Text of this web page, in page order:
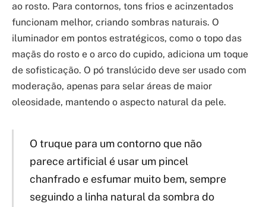
ao rosto. Para contornos, tons frios e acinzentados
funcionam melhor, criando sombras naturais. O
iluminador em pontos estratégicos, como o topo das
maçãs do rosto e o arco do cupido, adiciona um toque
de sofisticação. O pó translúcido deve ser usado com
moderação, apenas para selar áreas de maior
oleosidade, mantendo o aspecto natural da pele.
O truque para um contorno que não
parece artificial é usar um pincel
chanfrado e esfumar muito bem, sempre
seguindo a linha natural da sombra do